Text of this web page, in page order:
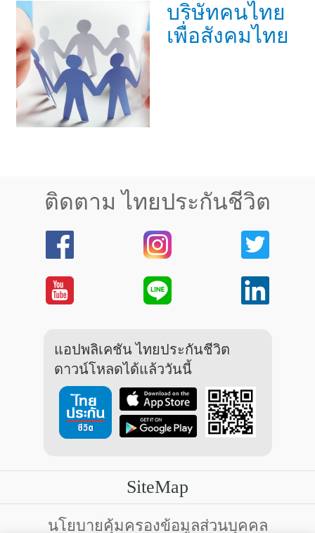
บริษัทคนไทย
เพื่อสังคมไทย
ติดตาม ไทยประกันชีวิต
แอปพลิเคชัน ไทยประกันชีวิต
ดาวน์โหลดได้แล้ววันนี้
SiteMap
บริการลูกค้า
นโยบายคุ้มครองข้อมูลส่วนบุคคล